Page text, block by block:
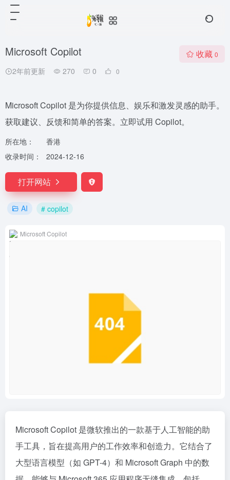
Microsoft Copilot
2年前更新 270 0 0
收藏 0
Microsoft Copilot 是为你提供信息、娱乐和激发灵感的助手。
获取建议、反馈和简单的答案。立即试用 Copilot。
所在地：
香港
收录时间：
2024-12-16
打开网站
AI # copilot
Microsoft Copilot
Microsoft Copilot 是微软推出的一款基于人工智能的助
手工具，旨在提高用户的工作效率和创造力。它结合了
大型语言模型（如 GPT-4）和 Microsoft Graph 中的数